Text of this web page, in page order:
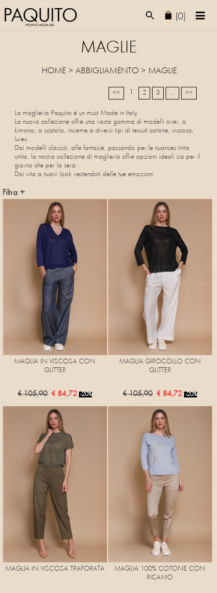
(0)
MAGLIE
HOME > ABBIGLIAMENTO > MAGLIE
<< 2 3 ... >>
La maglieria Paquito è un must Made in Italy.
La nuova collezione offre una vasta gamma di modelli over, a
kimono, a scatola, insieme a diversi tipi di tessuti cotone, viscosa,
lurex.
Dai modelli classici, alle fantasie, passando per le nuances tinta
unita, la nostra collezione di maglieria offre opzioni ideali sia per il
giorno che per la sera.
Dai vita a nuovi look vestendoti delle tue emozioni.
Filtra +
MAGLIA IN VISCOSA CON
GLITTER
€ 105,90 € 84,72 -20%
MAGLIA GIROCOLLO CON
GLITTER
€ 105,90 € 84,72 -20%
MAGLIA IN VISCOSA TRAFORATA
MAGLIA 100% COTONE CON
RICAMO